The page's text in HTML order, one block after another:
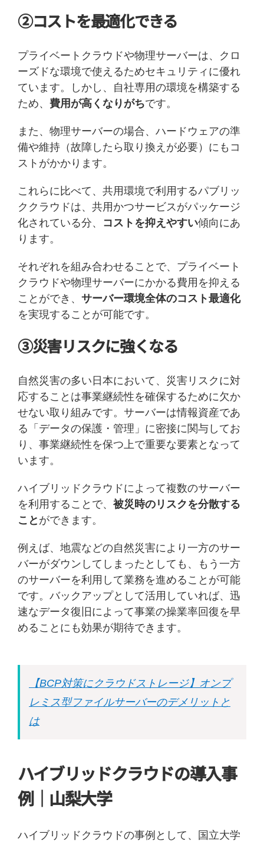
②コストを最適化できる
プライベートクラウドや物理サーバーは、クロ
ーズドな環境で使えるためセキュリティに優れ
ています。しかし、自社専用の環境を構築する
ため、 費用が高くなりがちです。
また、物理サーバーの場合、ハードウェアの準
備や維持（故障したら取り換えが必要）にもコ
ストがかかります。
これらに比べて、共用環境で利用するパブリッ
ククラウドは、共用かつサービスがパッケージ
化されている分、 コストを抑えやすい傾向にあ
ります。
それぞれを組み合わせることで、プライベート
クラウドや物理サーバーにかかる費用を抑える
ことができ、 サーバー環境全体のコスト最適化
を実現することが可能です。
③災害リスクに強くなる
自然災害の多い日本において、災害リスクに対
応することは事業継続性を確保するために欠か
せない取り組みです。サーバーは情報資産であ
る「データの保護・管理」に密接に関与してお
り、事業継続性を保つ上で重要な要素となって
います。
ハイブリッドクラウドによって複数のサーバー
を利用することで、 被災時のリスクを分散する
ことができます。
例えば、地震などの自然災害により一方のサー
バーがダウンしてしまったとしても、もう一方
のサーバーを利用して業務を進めることが可能
です。バックアップとして活用していれば、迅
速なデータ復旧によって事業の操業率回復を早
めることにも効果が期待できます。
【BCP対策にクラウドストレージ】オンプ
レミス型ファイルサーバーのデメリットと
は
ハイブリッドクラウドの導入事
例｜山梨大学
ハイブリッドクラウドの事例として、国立大学